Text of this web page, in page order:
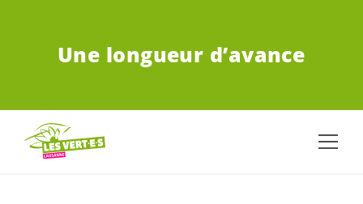
Une longueur d’avance